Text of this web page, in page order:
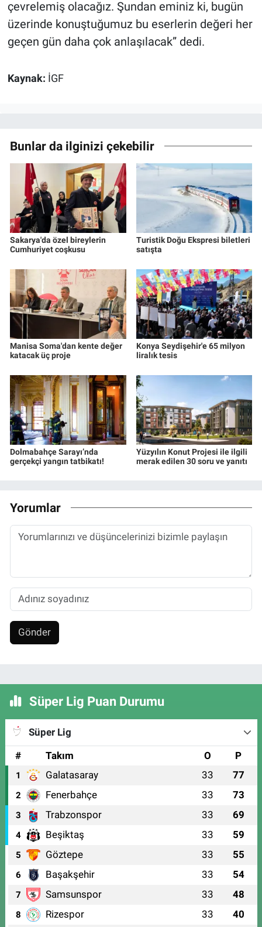
çevrelemiş olacağız. Şundan eminiz ki, bugün
üzerinde konuştuğumuz bu eserlerin değeri her
geçen gün daha çok anlaşılacak” dedi.
Kaynak: İGF
Bunlar da ilginizi çekebilir
Sakarya'da özel bireylerin
Cumhuriyet coşkusu
Turistik Doğu Ekspresi biletleri
satışta
Manisa Soma'dan kente değer
katacak üç proje
Konya Seydişehir'e 65 milyon
liralık tesis
Dolmabahçe Sarayı’nda
gerçekçi yangın tatbikatı!
Yüzyılın Konut Projesi ile ilgili
merak edilen 30 soru ve yanıtı
Yorumlar
Gönder
Süper Lig Puan Durumu
Süper Lig
#
Takım O P
1 Galatasaray 33 77
2 Fenerbahçe 33 73
3 Trabzonspor 33 69
4 Beşiktaş 33 59
5 Göztepe 33 55
6 Başakşehir 33 54
7 Samsunspor 33 48
8 Rizespor 33 40